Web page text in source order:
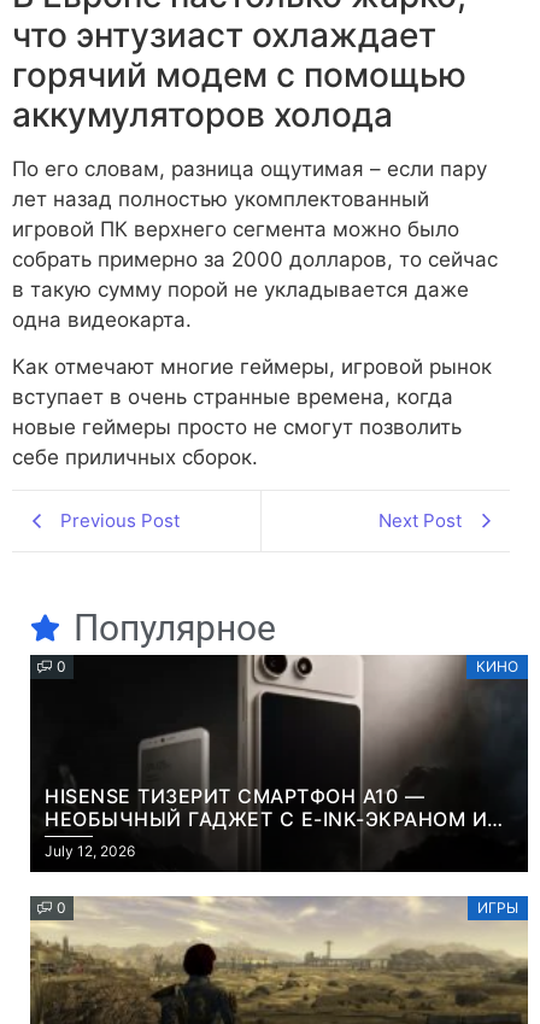
что энтузиаст охлаждает
горячий модем с помощью
аккумуляторов холода
По его словам, разница ощутимая – если пару
лет назад полностью укомплектованный
игровой ПК верхнего сегмента можно было
собрать примерно за 2000 долларов, то сейчас
в такую сумму порой не укладывается даже
одна видеокарта.
Как отмечают многие геймеры, игровой рынок
вступает в очень странные времена, когда
новые геймеры просто не смогут позволить
себе приличных сборок.
Previous Post Next Post
Популярное
0 КИНО
HISENSE ТИЗЕРИТ СМАРТФОН A10 —
НЕОБЫЧНЫЙ ГАДЖЕТ С E-INK-ЭКРАНОМ И
СЪЕМНОЙ LCD-ПАНЕЛЬЮ ДЛЯ ЦВЕТНОГО
КОНТЕНТА И СОЦСЕТЕЙ
July 12, 2026
0 ИГРЫ